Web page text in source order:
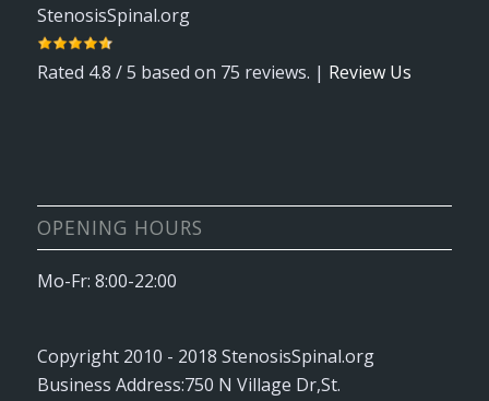
StenosisSpinal.org
Rated 4.8 / 5 based on 75 reviews. | Review Us
OPENING HOURS
Mo-Fr: 8:00-22:00
Copyright 2010 - 2018 StenosisSpinal.org
Business Address:750 N Village Dr,St.